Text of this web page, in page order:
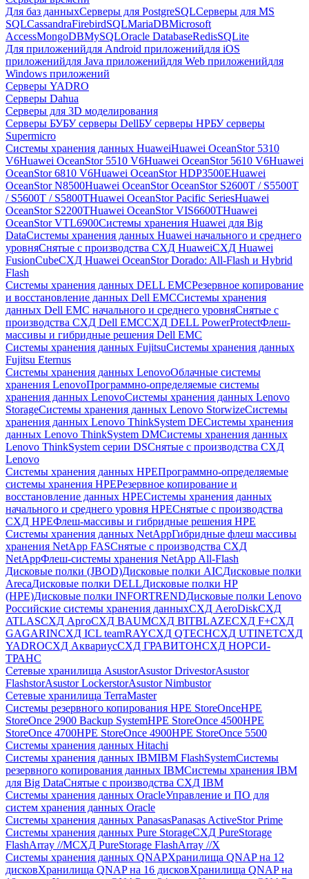
Для баз данныхСерверы для PostgreSQLСерверы для MS
SQLCassandraFirebirdSQLMariaDBMicrosoft
AccessMongoDBMySQLOracle DatabaseRedisSQLite
Для приложенийдля Android приложенийдля iOS
приложенийдля Java приложенийдля Web приложенийдля
Windows приложений
Серверы YADRO
Серверы Dahua
Серверы для 3D моделирования
Серверы БУБУ серверы DellБУ серверы HPБУ серверы
Supermicro
Системы хранения данных HuaweiHuawei OceanStor 5310
V6Huawei OceanStor 5510 V6Huawei OceanStor 5610 V6Huawei
OceanStor 6810 V6Huawei OceanStor HDP3500EHuawei
OceanStor N8500Huawei OceanStor OceanStor S2600T / S5500T
/ S5600T / S5800THuawei OceanStor Pacific SeriesHuawei
OceanStor S2200THuawei OceanStor VIS6600THuawei
OceanStor VTL6900Системы хранения Huawei для Big
DataСистемы хранения данных Huawei начального и среднего
уровняСнятые с производства СХД HuaweiСХД Huawei
FusionCubeСХД Huawei OceanStor Dorado: All-Flash и Hybrid
Flash
Системы хранения данных DELL EMCРезервное копирование
и восстановление данных Dell EMCСистемы хранения
данных Dell EMC начального и среднего уровняСнятые с
производства СХД Dell EMCСХД DELL PowerProtectФлеш-
массивы и гибридные решения Dell EMC
Системы хранения данных FujitsuСистемы хранения данных
Fujitsu Eternus
Системы хранения данных LenovoОблачные системы
хранения LenovoПрограммно-определяемые системы
хранения данных LenovoСистемы хранения данных Lenovo
StorageСистемы хранения данных Lenovo StorwizeСистемы
хранения данных Lenovo ThinkSystem DEСистемы хранения
данных Lenovo ThinkSystem DMСистемы хранения данных
Lenovo ThinkSystem серии DSСнятые с производства СХД
Lenovo
Системы хранения данных HPEПрограммно-определяемые
системы хранения HPEРезервное копирование и
восстановление данных HPEСистемы хранения данных
начального и среднего уровня HPEСнятые с производства
СХД HPEФлеш-массивы и гибридные решения HPE
Cистемы хранения данных NetAppГибридные флеш массивы
хранения NetApp FASСнятые с производства СХД
NetAppФлеш-системы хранения NetApp All-Flash
Дисковые полки (JBOD)Дисковые полки AICДисковые полки
ArecaДисковые полки DELLДисковые полки HP
(HPE)Дисковые полки INFORTRENDДисковые полки Lenovo
Российские системы хранения данныхСХД AeroDiskСХД
ATLASСХД AргоСХД BAUMСХД BITBLAZEСХД F+СХД
GAGARINСХД ICL teamRAYСХД QTECHСХД UTINETСХД
YADROСХД АквариусСХД ГРАВИТОНСХД НОРСИ-
ТРАНС
Сетевые хранилища AsustorAsustor DrivestorAsustor
FlashstorAsustor LockerstorAsustor Nimbustor
Сетевые хранилища TerraMaster
Системы резервного копирования HPE StoreOnceHPE
StoreOnce 2900 Backup SystemHPE StoreOnce 4500HPE
StoreOnce 4700HPE StoreOnce 4900HPE StoreOnce 5500
Системы хранения данных Hitachi
Системы хранения данных IBMIBM FlashSystemСистемы
резервного копирования данных IBMСистемы хранения IBM
для Big DataСнятые с производства СХД IBM
Системы хранения данных OracleУправление и ПО для
систем хранения данных Oracle
Системы хранения данных PanasasPanasas ActiveStor Prime
Системы хранения данных Pure StorageСХД PureStorage
FlashArray //MСХД PureStorage FlashArray //X
Системы хранения данных QNAPХранилища QNAP на 12
дисковХранилища QNAP на 16 дисковХранилища QNAP на